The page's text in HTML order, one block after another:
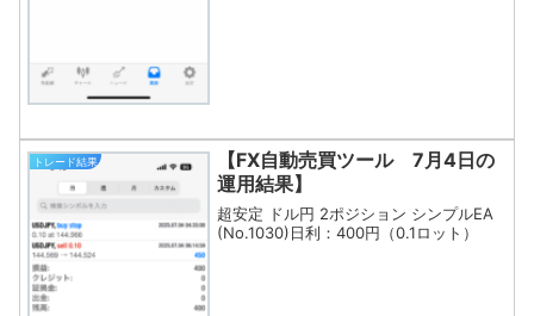
トレード結果
【FX自動売買ツール 7月4日の
運用結果】
超安定 ドル円 2ポジション シンプルEA
(No.1030)日利：400円（0.1ロット）